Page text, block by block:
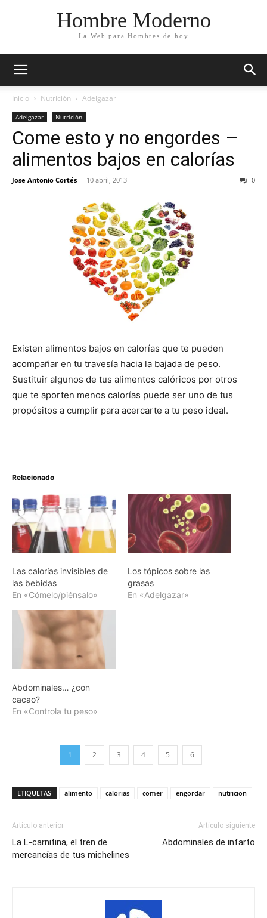
Hombre Moderno
La Web para Hombres de hoy
Inicio Nutrición Adelgazar
Adelgazar Nutrición
Come esto y no engordes –
alimentos bajos en calorías
Jose Antonio Cortés - 10 abril, 2013 0
Existen alimentos bajos en calorías que te pueden
acompañar en tu travesía hacia la bajada de peso.
Sustituir algunos de tus alimentos calóricos por otros
que te aporten menos calorías puede ser uno de tus
propósitos a cumplir para acercarte a tu peso ideal.
Relacionado
Las calorías invisibles de
las bebidas
En «Cómelo/piénsalo»
Los tópicos sobre las
grasas
En «Adelgazar»
Abdominales… ¿con
cacao?
En «Controla tu peso»
1 2 3 4 5 6
ETIQUETAS alimento calorias comer engordar nutricion
Artículo anterior
La L-carnitina, el tren de
mercancías de tus michelines
Artículo siguiente
Abdominales de infarto